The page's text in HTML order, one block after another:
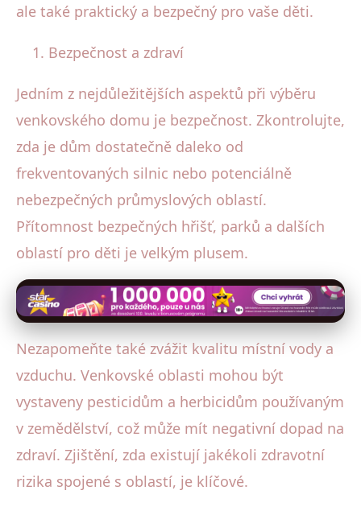
ale také praktický a bezpečný pro vaše děti.
Bezpečnost a zdraví
Jedním z nejdůležitějších aspektů při výběru
venkovského domu je bezpečnost. Zkontrolujte,
zda je dům dostatečně daleko od
frekventovaných silnic nebo potenciálně
nebezpečných průmyslových oblastí.
Přítomnost bezpečných hřišť, parků a dalších
oblastí pro děti je velkým plusem.
Nezapomeňte také zvážit kvalitu místní vody a
vzduchu. Venkovské oblasti mohou být
vystaveny pesticidům a herbicidům používaným
v zemědělství, což může mít negativní dopad na
zdraví. Zjištění, zda existují jakékoli zdravotní
rizika spojené s oblastí, je klíčové.